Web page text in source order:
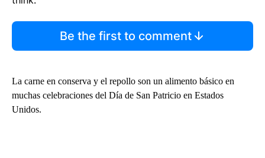
Be the first to comment
La carne en conserva y el repollo son un alimento básico en
muchas celebraciones del Día de San Patricio en Estados
Unidos.